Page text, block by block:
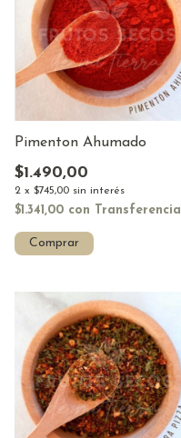
Pimenton Ahumado
$1.490,00
2 x $745,00 sin interés
$1.341,00 con Transferencia
Comprar